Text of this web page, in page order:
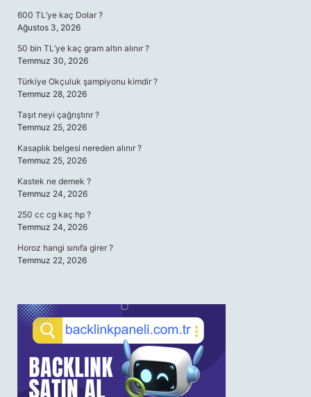
600 TL’ye kaç Dolar ?
Ağustos 3, 2026
50 bin TL’ye kaç gram altın alınır ?
Temmuz 30, 2026
Türkiye Okçuluk şampiyonu kimdir ?
Temmuz 28, 2026
Taşıt neyi çağrıştırır ?
Temmuz 25, 2026
Kasaplık belgesi nereden alınır ?
Temmuz 25, 2026
Kastek ne demek ?
Temmuz 24, 2026
250 cc cg kaç hp ?
Temmuz 24, 2026
Horoz hangi sınıfa girer ?
Temmuz 22, 2026